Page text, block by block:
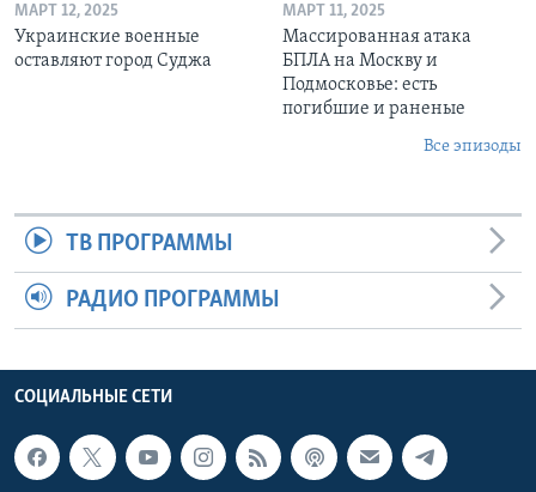
МАРТ 12, 2025
Украинские военные
оставляют город Суджа
МАРТ 11, 2025
Массированная атака
БПЛА на Москву и
Подмосковье: есть
погибшие и раненые
Все эпизоды
ТВ ПРОГРАММЫ
РАДИО ПРОГРАММЫ
СОЦИАЛЬНЫЕ СЕТИ